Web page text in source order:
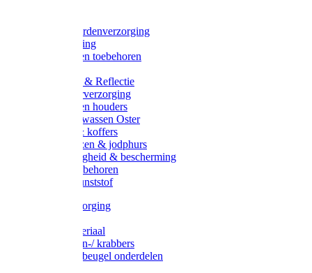
Rapide paardenverzorging
Ruiter kleding
Hoofdstellen toebehoren
Verlichting & Reflectie
Rapide leerverzorging
Likstenen en houders
Poetsen & wassen Oster
Poetssets & koffers
Ruiter laarzen & jodphurs
Ruiter veiligheid & bescherming
Ruiter - toebehoren
Voerbak kunststof
Klauwverzorging
Injectiemateriaal
Hoefmessen-/ krabbers
Hoefbekapbeugel onderdelen